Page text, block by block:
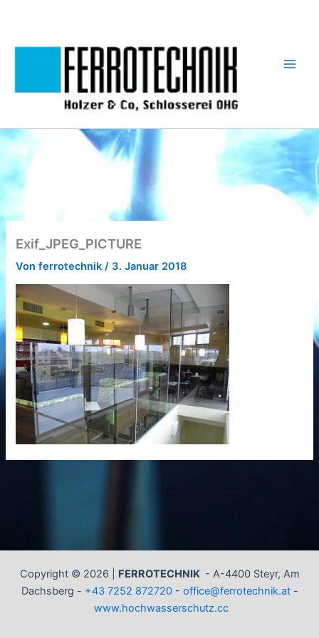
Exif_JPEG_PICTURE
Vonferrotechnik / 3. Januar 2018
Copyright © 2026 | FERROTECHNIK - A-4400 Steyr, Am
Dachsberg - +43 7252 872720- office@ferrotechnik.at-
www.hochwasserschutz.cc